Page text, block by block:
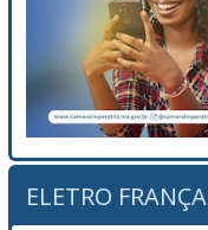
ELETRO FRANÇA